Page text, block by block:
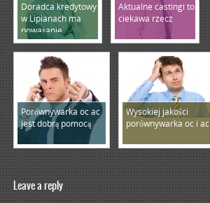
Doradca kredytowy
w Lipianach ma
poważanie
Aktualne castingi to
ciekawa rzecz
Porównywarka oc ac
jest dobrą pomocą
Wysokiej jakości
porównywarka oc i ac
Leave a reply